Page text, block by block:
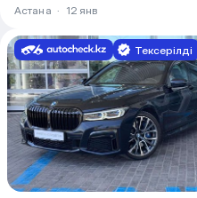
Астана · 12 янв
Тексерілді